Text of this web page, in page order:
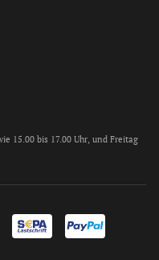
15.00 bis 17.00 Uhr, und Freitag